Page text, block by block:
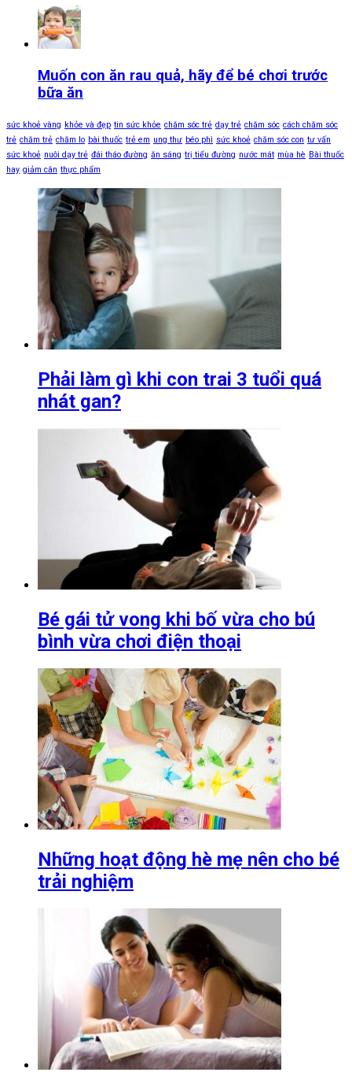
Muốn con ăn rau quả, hãy để bé chơi trước
bữa ăn
sức khoẻ vàng khỏe và đẹp tin sức khỏe chăm sóc trẻ dạy trẻ chăm sóc cách chăm sóc
trẻ chăm trẻ chăm lo bài thuốc trẻ em ung thư béo phì sức khoẻ chăm sóc con tư vấn
sức khoẻ nuôi dạy trẻ đái tháo đường ăn sáng trị tiểu đường nước mát mùa hè Bài thuốc
hay giảm cân thực phẩm
Phải làm gì khi con trai 3 tuổi quá
nhát gan?
Bé gái tử vong khi bố vừa cho bú
bình vừa chơi điện thoại
Những hoạt động hè mẹ nên cho bé
trải nghiệm